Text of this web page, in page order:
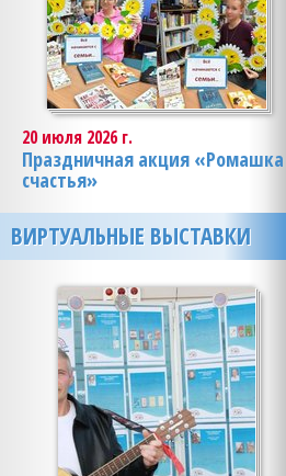
20 июля 2026 г.
Праздничная акция «Ромашка
счастья»
ВИРТУАЛЬНЫЕ ВЫСТАВКИ